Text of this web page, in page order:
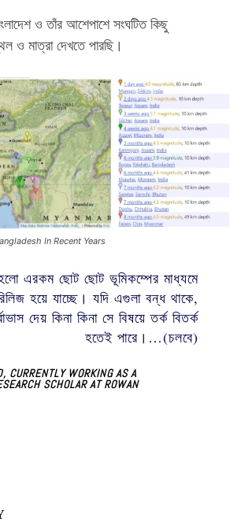
Plans
access
lobortis sit
tortor
condimentum
ac felis
ও তাঁর আশেপাশে সংঘটিত কিছু
ও মাত্রা দেখতে পারছি।
In Recent Years
এরকম ছোট ছোট ভূমিকম্পের মাধ্যমে
হয়ে যাচ্ছে। যদি এগুলা বন্ধ থাকে,
দেয় কিনা কিনা সে বিষয়ে তর্ক বিতর্ক
হতেই পারে।…(চলবে)
CURRENTLY WORKING AS A
SCHOLAR AT ROWAN